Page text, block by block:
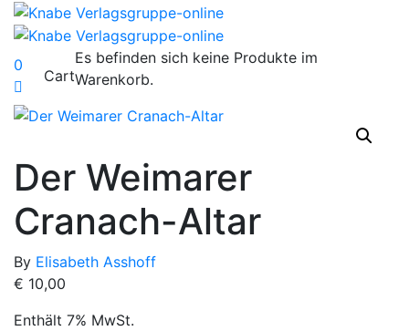
0
Cart
Es befinden sich keine Produkte im
Warenkorb.
Der Weimarer
Cranach-Altar
By Elisabeth Asshoff
€ 10,00
Enthält 7% MwSt.